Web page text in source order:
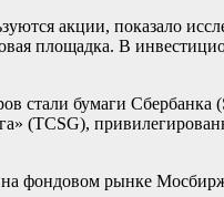
акции, показало
площадка. В
стали бумаги
(TCSG),
на фондовом рынке